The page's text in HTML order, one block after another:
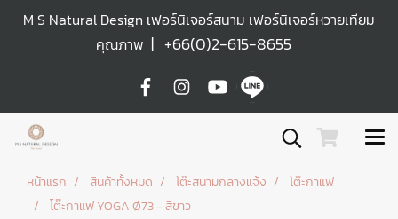
M S Natural Design เฟอร์นิเจอร์สนาม เฟอร์นิเจอร์หวายเทียม
คุณภาพ | +66(0)2-615-8655
หน้าแรก สินค้าทั้งหมด โต๊ะสนามกลางแจ้ง
โต๊ะกาแฟ
โต๊ะกาแฟ YOGA Ø73 - สีขาว